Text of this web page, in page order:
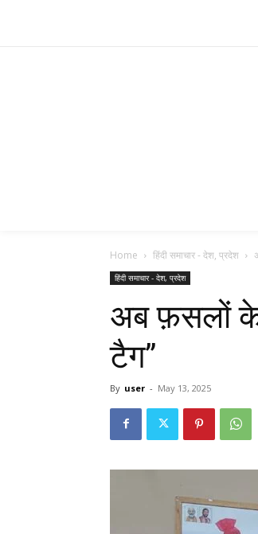
Home हिंदी समाचार - देश, प्रदेश
हिंदी समाचार - देश, प्रदेश
अब फ़सलों के
टैग”
By user - May 13, 2025